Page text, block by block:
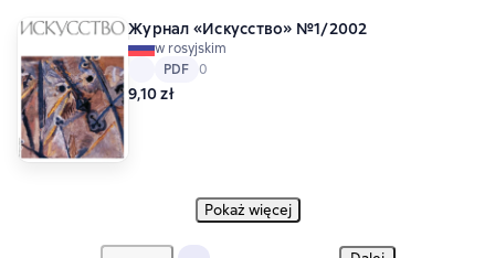
Журнал «Искусство» №1/2002
w rosyjskim
PDF
PDF Средний рейтинг 0 на основе 0 оценок
0
9,10 zł
Pokaż więcej